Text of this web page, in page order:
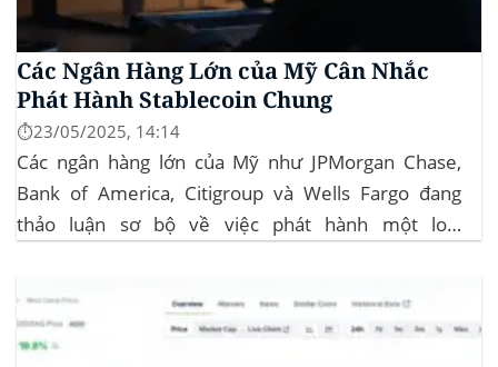
Các Ngân Hàng Lớn của Mỹ Cân Nhắc
Phát Hành Stablecoin Chung
⏱️23/05/2025, 14:14
Các ngân hàng lớn của Mỹ như JPMorgan Chase,
Bank of America, Citigroup và Wells Fargo đang
thảo luận sơ bộ về việc phát hành một loại
tiền điện tử. Các...